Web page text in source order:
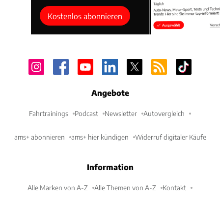
Kostenlos abonnieren
Angebote
Fahrtrainings Podcast Newsletter Autovergleich
ams+ abonnieren ams+ hier kündigen Widerruf digitaler Käufe
Information
Alle Marken von A-Z Alle Themen von A-Z Kontakt